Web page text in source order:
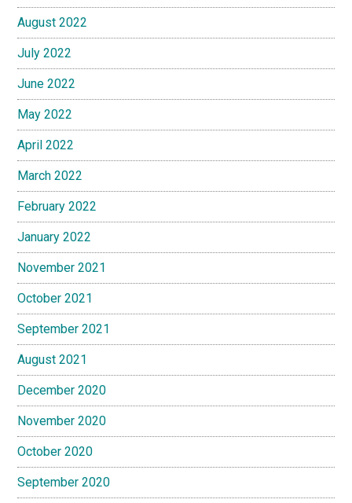
August 2022
July 2022
June 2022
May 2022
April 2022
March 2022
February 2022
January 2022
November 2021
October 2021
September 2021
August 2021
December 2020
November 2020
October 2020
September 2020